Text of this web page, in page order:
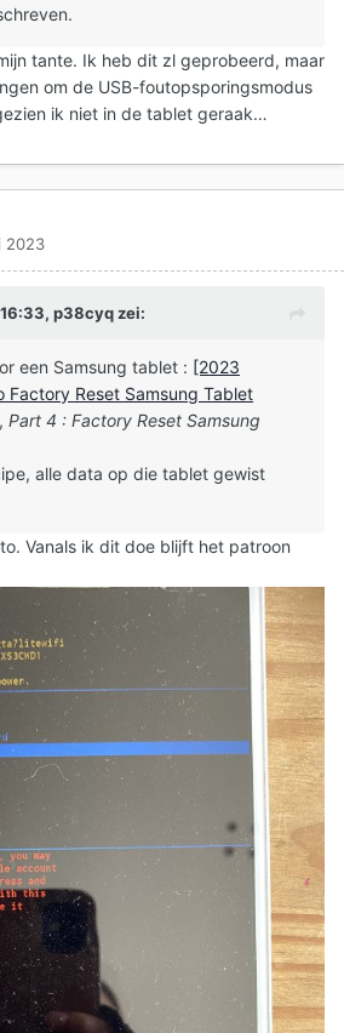
tante. Ik heb dit zl geprobeerd, maar
om de USB-foutopsporingsmodus
ik niet in de tablet geraak…
2023
p38cyqzei:
een Samsung tablet : [2023
Factory Reset Samsung Tablet
, Part 4 : Factory Reset Samsung
alle data op die tablet gewist
Vanals ik dit doe blijft het patroon